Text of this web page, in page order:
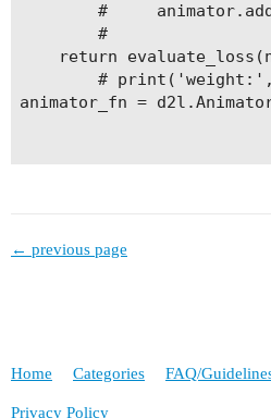
#
#
return
#
animator_fn =
← previous page
Home Categories FAQ/
Privacy Policy